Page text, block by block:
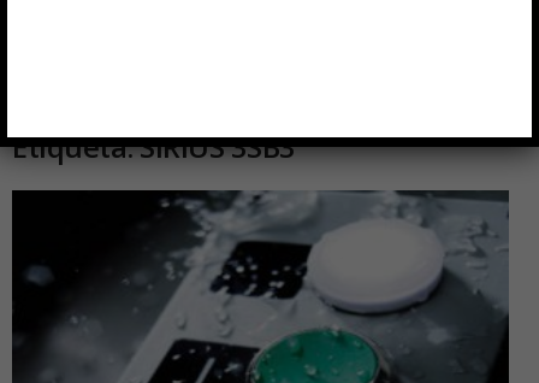
Etiqueta: SIRIUS 3SB3